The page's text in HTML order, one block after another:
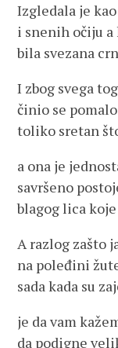
Izgledala je
i snenih očiju a
bila svezana
I zbog svega
činio se
toliko sretan
a ona je
savršeno
blagog lica
A razlog zašto
na poleđini
sada kada su
je da vam
da podigne